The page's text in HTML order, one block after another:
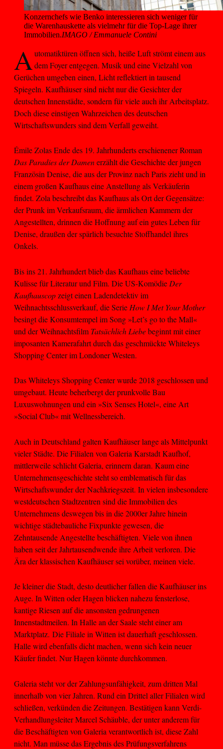
Konzernchefs wie Benko interessieren sich weniger für
die Warenhauskette als vielmehr für die Top-Lage ihrer
Immobilien.IMAGO / Emmanuele Contini
Automatiktüren öffnen sich, heiße Luft strömt einem aus
dem Foyer entgegen. Musik und eine Vielzahl von
Gerüchen umgeben einen, Licht reflektiert in tausend
Spiegeln. Kaufhäuser sind nicht nur die Gesichter der
deutschen Innenstädte, sondern für viele auch ihr Arbeitsplatz.
Doch diese einstigen Wahrzeichen des deutschen
Wirtschaftswunders sind dem Verfall geweiht.
Émile Zolas Ende des 19. Jahrhunderts erschienener Roman
Das Paradies der Damenerzählt die Geschichte der jungen
Französin Denise, die aus der Provinz nach Paris zieht und in
einem großen Kaufhaus eine Anstellung als Verkäuferin
findet. Zola beschreibt das Kaufhaus als Ort der Gegensätze:
der Prunk im Verkaufsraum, die ärmlichen Kammern der
Angestellten, drinnen die Hoffnung auf ein gutes Leben für
Denise, draußen der spärlich besuchte Stoffhandel ihres
Onkels.
Bis ins 21. Jahrhundert blieb das Kaufhaus eine beliebte
Kulisse für Literatur und Film. Die US-Komödie Der
Kaufhauscopzeigt einen Ladendetektiv im
Weihnachtsschlussverkauf, die Serie How I Met Your Mother
besingt die Konsumtempel im Song »Let’s go to the Mall«
und der Weihnachtsfilm Tatsächlich Liebebeginnt mit einer
imposanten Kamerafahrt durch das geschmückte Whiteleys
Shopping Center im Londoner Westen.
Das Whiteleys Shopping Center wurde 2018 geschlossen und
umgebaut. Heute beherbergt der prunkvolle Bau
Luxuswohnungen und ein »Six Senses Hotel«, eine Art
»Social Club« mit Wellnessbereich.
Auch in Deutschland galten Kaufhäuser lange als Mittelpunkt
vieler Städte. Die Filialen von Galeria Karstadt Kaufhof,
mittlerweile schlicht Galeria, erinnern daran. Kaum eine
Unternehmensgeschichte steht so emblematisch für das
Wirtschaftswunder der Nachkriegszeit. In vielen insbesondere
westdeutschen Stadtzentren sind die Immobilien des
Unternehmens deswegen bis in die 2000er Jahre hinein
wichtige städtebauliche Fixpunkte gewesen, die
Zehntausende Angestellte beschäftigten. Viele von ihnen
haben seit der Jahrtausendwende ihre Arbeit verloren. Die
Ära der klassischen Kaufhäuser sei vorüber, meinen viele.
Je kleiner die Stadt, desto deutlicher fallen die Kaufhäuser ins
Auge. In Witten oder Hagen blicken nahezu fensterlose,
kantige Riesen auf die ansonsten gedrungenen
Innenstadtmeilen. In Halle an der Saale steht einer am
Marktplatz. Die Filiale in Witten ist dauerhaft geschlossen.
Halle wird ebenfalls dicht machen, wenn sich kein neuer
Käufer findet. Nur Hagen könnte durchkommen.
Galeria steht vor der Zahlungsunfähigkeit, zum dritten Mal
innerhalb von vier Jahren. Rund ein Drittel aller Filialen wird
schließen, verkünden die Zeitungen. Bestätigen kann Verdi-
Verhandlungsleiter Marcel Schäuble, der unter anderem für
die Beschäftigten von Galeria verantwortlich ist, diese Zahl
nicht. Man müsse das Ergebnis des Prüfungsverfahrens